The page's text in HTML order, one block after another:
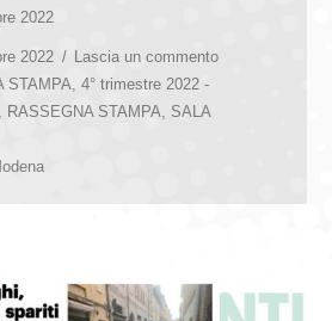
2022
2022
Lascia un commento
STAMPA 4° trimestre 2022 -
RASSEGNA STAMPA
SALA